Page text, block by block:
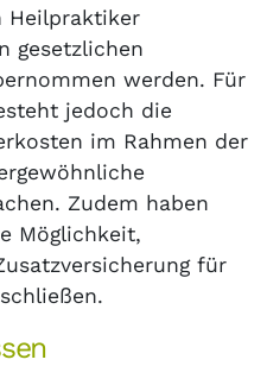
Heilpraktiker
gesetzlichen
werden. Für
jedoch die
im Rahmen der
Zudem haben
Möglichkeit,
für